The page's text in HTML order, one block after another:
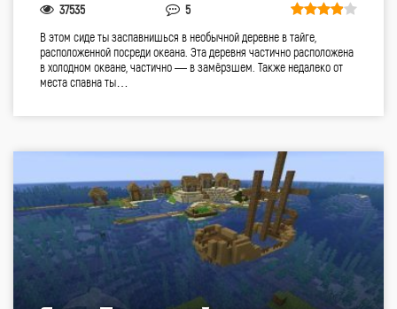
37535 5
В этом сиде ты заспавнишься в необычной деревне в тайге,
расположенной посреди океана. Эта деревня частично расположена
в холодном океане, частично — в замёрзшем. Также недалеко от
места спавна ты…